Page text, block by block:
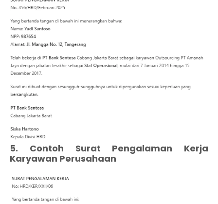
5. Contoh Surat Pengalaman Kerja
Karyawan Perusahaan